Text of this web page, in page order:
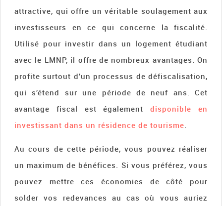
attractive, qui offre un véritable soulagement aux
investisseurs en ce qui concerne la fiscalité.
Utilisé pour investir dans un logement étudiant
avec le LMNP, il offre de nombreux avantages. On
profite surtout d’un processus de défiscalisation,
qui s’étend sur une période de neuf ans. Cet
avantage fiscal est égalementdisponible en
investissant dans un résidence de tourisme.
Au cours de cette période, vous pouvez réaliser
un maximum de bénéfices. Si vous préférez, vous
pouvez mettre ces économies de côté pour
solder vos redevances au cas où vous auriez